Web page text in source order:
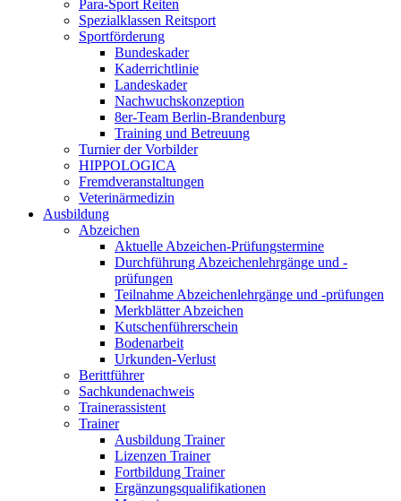
Para-Sport Reiten
Spezialklassen Reitsport
Sportförderung
Bundeskader
Kaderrichtlinie
Landeskader
Nachwuchskonzeption
8er-Team Berlin-Brandenburg
Training und Betreuung
Turnier der Vorbilder
HIPPOLOGICA
Fremdveranstaltungen
Veterinärmedizin
Ausbildung
Abzeichen
Aktuelle Abzeichen-Prüfungstermine
Durchführung Abzeichenlehrgänge und -
prüfungen
Teilnahme Abzeichenlehrgänge und -prüfungen
Merkblätter Abzeichen
Kutschenführerschein
Bodenarbeit
Urkunden-Verlust
Berittführer
Sachkundenachweis
Trainerassistent
Trainer
Ausbildung Trainer
Lizenzen Trainer
Fortbildung Trainer
Ergänzungsqualifikationen